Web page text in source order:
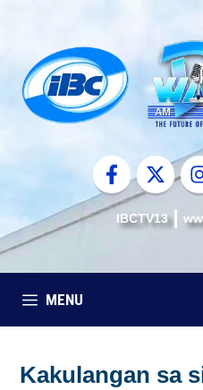
content
IBCTV13
MENU
Kakulangan sa